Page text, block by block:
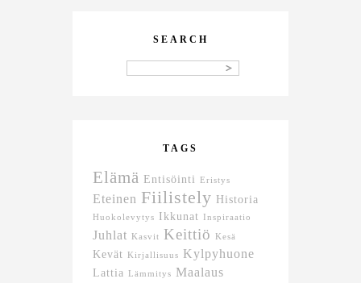
SEARCH
TAGS
Elämä Entisöinti Eristys
Eteinen Fiilistely Historia
Huokolevytys Ikkunat Inspiraatio
Juhlat Kasvit Keittiö Kesä
Kevät Kirjallisuus Kylpyhuone
Lattia Lämmitys Maalaus